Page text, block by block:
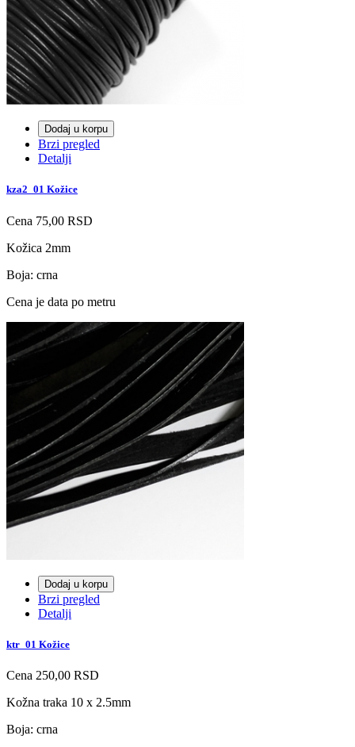
Dodaj u korpu
Brzi pregled
Detalji
kza2_01 Kožice
Cena 75,00 RSD
Kožica 2mm
Boja: crna
Cena je data po metru
Dodaj u korpu
Brzi pregled
Detalji
ktr_01 Kožice
Cena 250,00 RSD
Kožna traka 10 x 2.5mm
Boja: crna